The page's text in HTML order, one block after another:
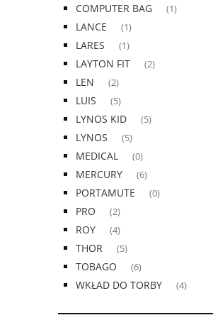
COMPUTER BAG (1)
LANCE (1)
LARES (1)
LAYTON FIT (2)
LEN (2)
LUIS (5)
LYNOS KID (5)
LYNOS (5)
MEDICAL (0)
MERCURY (6)
PORTAMUTE (0)
PRO (2)
ROY (4)
THOR (5)
TOBAGO (6)
WKŁAD DO TORBY (4)